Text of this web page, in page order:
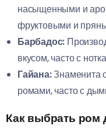
насыщенными и
фруктовыми и
Барбадос:
вкусом, часто с
Гайана:Знаменита
ромами, часто с
Как выбрать ром